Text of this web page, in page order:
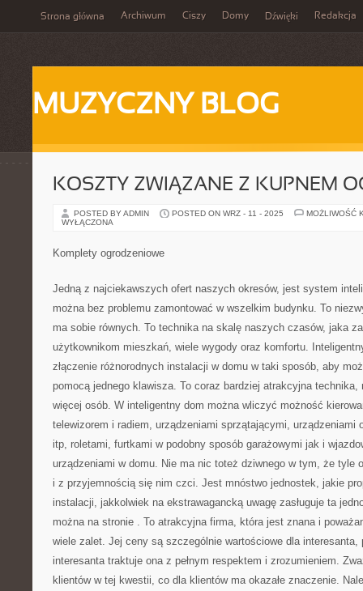
Strona główna Archiwum Ciszy Domy Dźwięki Redakcja
MUZYCZNY BLOG
KOSZTY ZWIĄZANE Z KUPNEM
POSTED BY ADMIN POSTED ON WRZ - 11 - 2025
MOŻLIWOŚĆ
WYŁĄCZONA
Komplety ogrodzeniowe
Jedną z najciekawszych ofert naszych okresów, jest system
można bez problemu zamontować w wszelkim budynku. To
ma sobie równych. To technika na skalę naszych czasów, jaka
użytkownikom mieszkań, wiele wygody oraz komfortu.
złączenie różnorodnych instalacji w domu w taki sposób, aby
pomocą jednego klawisza. To coraz bardziej atrakcyjna
więcej osób. W inteligentny dom można wliczyć możność
telewizorem i radiem, urządzeniami sprzątającymi, urządzeniami
itp, roletami, furtkami w podobny sposób garażowymi jak i
urządzeniami w domu. Nie ma nic toteż dziwnego w tym, że tyle
i z przyjemnością się nim czci. Jest mnóstwo jednostek, jakie
instalacji, jakkolwiek na ekstrawagancką uwagę zasługuje ta
można na stronie . To atrakcyjna firma, która jest znana i
wiele zalet. Jej ceny są szczególnie wartościowe dla interesanta,
interesanta traktuje ona z pełnym respektem i zrozumieniem.
klientów w tej kwestii, co dla klientów ma okazałe znaczenie.